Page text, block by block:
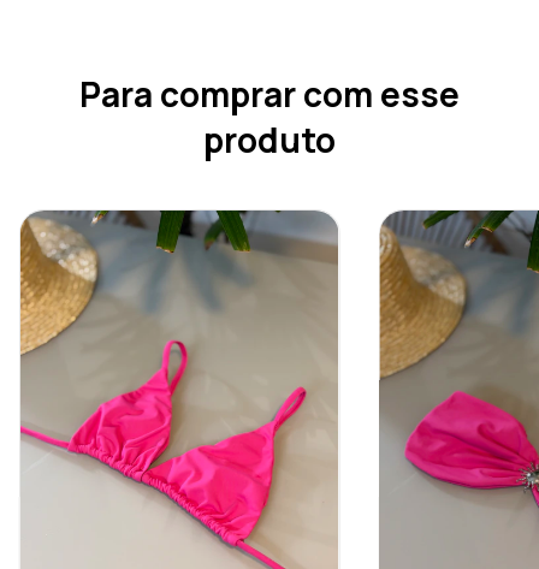
Para comprar com esse
produto